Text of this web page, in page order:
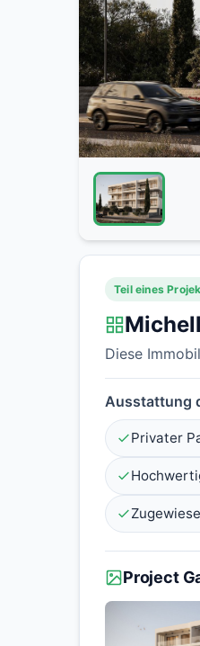
Teil eines
Diese
Ausstattung
Privater
Project